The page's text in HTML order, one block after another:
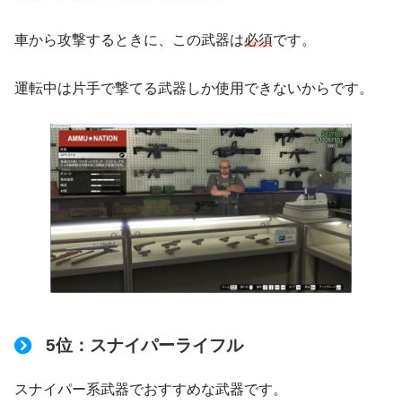
車から攻撃するときに、この武器は必須です。
運転中は片手で撃てる武器しか使用できないからです。
5位：スナイパーライフル
スナイパー系武器でおすすめな武器です。